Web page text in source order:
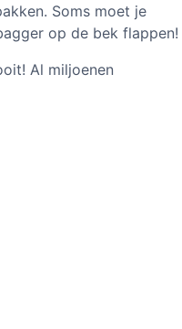
Soms moet je
op de bek flappen!
Al miljoenen